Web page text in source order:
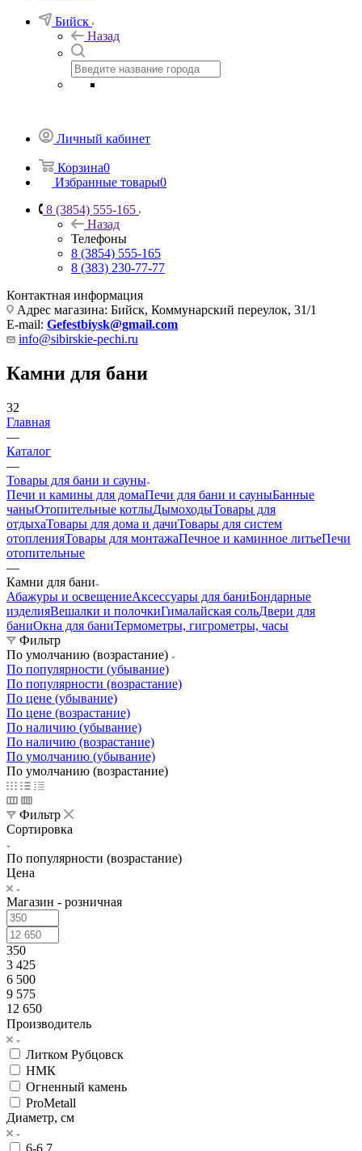
Бийск
Назад
Личный кабинет
Корзина0
Избранные товары0
8 (3854) 555-165
Назад
Телефоны
8 (3854) 555-165
8 (383) 230-77-77
Контактная информация
Адрес магазина: Бийск, Коммунарский переулок, 31/1
E-mail: Gefestbiysk@gmail.com
info@sibirskie-pechi.ru
Камни для бани
32
Главная
—
Каталог
—
Товары для бани и сауны
Печи и камины для домаПечи для бани и сауныБанные
чаныОтопительные котлыДымоходыТовары для
отдыхаТовары для дома и дачиТовары для систем
отопленияТовары для монтажаПечное и каминное литьеПечи
отопительные
—
Камни для бани
Абажуры и освещениеАксессуары для баниБондарные
изделияВешалки и полочкиГималайская сольДвери для
баниОкна для баниТермометры, гигрометры, часы
Фильтр
По умолчанию (возрастание)
По популярности (убывание)
По популярности (возрастание)
По цене (убывание)
По цене (возрастание)
По наличию (убывание)
По наличию (возрастание)
По умолчанию (убывание)
По умолчанию (возрастание)
Фильтр
Сортировка
По популярности (возрастание)
Цена
Магазин - розничная
350
3 425
6 500
9 575
12 650
Производитель
Литком Рубцовск
НМК
Огненный камень
ProMetall
Диаметр, см
6-6,7